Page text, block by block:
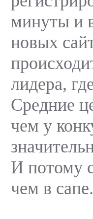
минуты и
новых
лидера,
Средние
чем у
И потому
чем в сапе.